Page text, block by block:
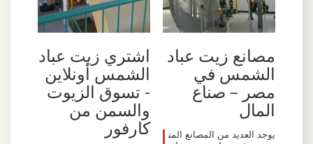
مصانع زيت عباد
الشمس في
مصر – صناع
المال
يوجد العديد من المصانع المت
اشتري زيت عباد
الشمس أونلاين
- تسوق الزيوت
والسمن من
كارفور